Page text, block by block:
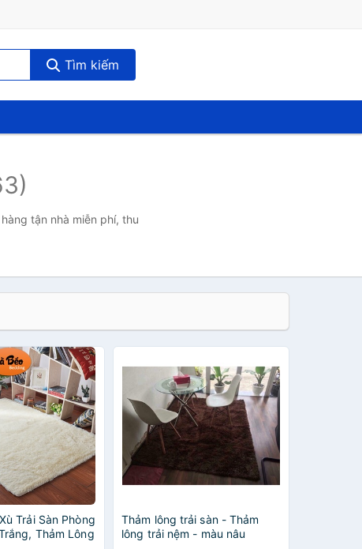
Tìm kiếm
tận nhà miễn phí, thu
Trải Sàn Phòng
Thảm Lông
Thảm lông trải sàn - Thảm
lông trải nệm - màu nâu